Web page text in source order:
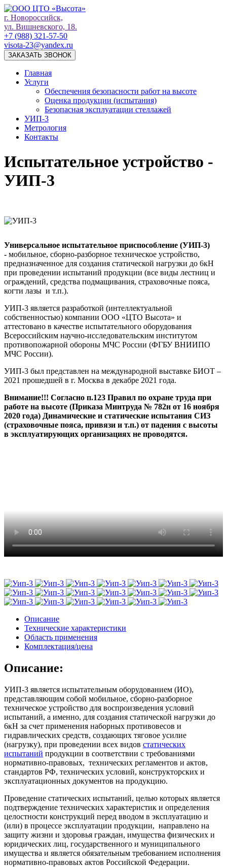
г. Новороссийск,
ул. Вишневского, 18.
+7 (988) 321-57-50
visota-23@yandex.ru
ЗАКАЗАТЬ ЗВОНОК
Главная
Услуги
Обеспечения безопасности работ на высоте
Оценка продукции (испытания)
Безопасная эксплуатации стеллажей
УИП-3
Метрология
Контакты
Испытательное устройство -
УИП-3
Универсальное испытательное приспособление (УИП-3)
- мобильное, сборно-разборное техническое устройство,
предназначенное для создания статической нагрузки до 6кН
при проведении испытаний продукции (все виды лестниц и
ограждений, средства подмащивания, страховочные пояса,
когти лазы и т.п.).
УИП-3 является разработкой (интеллектуальной
собственностью) компании ООО «ЦТО Высота» и
аттестовано в качестве испытательного оборудования
Всероссийским научно-исследовательским институтом
противопожарной обороны МЧС России (ФГБУ ВНИИПО
МЧС России).
УИП-3 был представлен на международной выставке БИОТ –
2021 прошедшей в г. Москва в декабре 2021 года.
Внимание!!! Согласно п.123 Правил по охране труда при
работе на высоте (Приказа Минтруда № 782н от 16 ноября
2020 года) Динамические и статические испытания СИЗ
(страховочные пояса, привязи и т.п.) от падения с высоты
в эксплуатирующих организациях не проводятся.
Описание
Технические характеристики
Область применения
Комплектация/цена
Описание:
УИП-3 является испытательным оборудованием (ИО),
представляющим собой мобильное, сборно-разборное
техническое устройство для воспроизведения условий
испытаний, а именно, для создания статической нагрузки до
6кН за счет применения наборных противовесов и
гидравлических средств, создающих тяговое усилие
(нагрузку), при проведении всех видов статических
испытаний продукции в соответствии с требованиями
нормативно-правовых, технических регламентов и актов,
стандартов РФ, технических условий, конструкторских и
эксплуатационных документов на продукцию.
Проведение статических испытаний, целью которых является
подтверждение технических характеристик и определения
целостности конструкций перед вводом в эксплуатацию и
(или) в процессе эксплуатации продукции, направлено на
защиту жизни и здоровья граждан, имущества физических и
юридических лиц, государственного и муниципального
имущества и является обязательным требованием исполнения
нормативно-правовых актов Российской Федерации.